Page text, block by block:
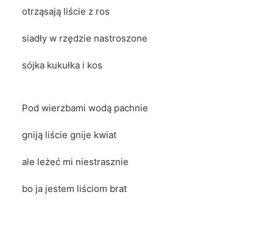
otrząsają liście z ros
siadły w rzędzie nastroszone
sójka kukułka i kos
Pod wierzbami wodą pachnie
gniją liście gnije kwiat
ale leżeć mi niestrasznie
bo ja jestem liściom brat